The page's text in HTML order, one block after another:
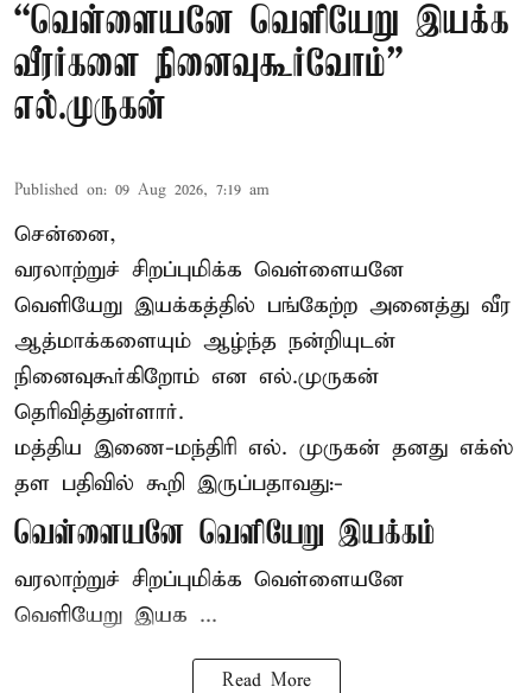
“வெள்ளையனே வெளியேறு இயக்க
வீரர்களை நினைவுகூர்வோம்” –
எல்.முருகன்
Published on: 09 Aug 2026, 7:19 am
சென்னை,
வரலாற்றுச் சிறப்புமிக்க வெள்ளையனே
வெளியேறு இயக்கத்தில் பங்கேற்ற அனைத்து வீர
ஆத்மாக்களையும் ஆழ்ந்த நன்றியுடன்
நினைவுகூர்கிறோம் என எல்.முருகன்
தெரிவித்துள்ளார்.
மத்திய இணை-மந்திரி எல். முருகன் தனது எக்ஸ்
தள பதிவில் கூறி இருப்பதாவது:-
வெள்ளையனே வெளியேறு இயக்கம்
வரலாற்றுச் சிறப்புமிக்க வெள்ளையனே
வெளியேறு இயக ...
Read More